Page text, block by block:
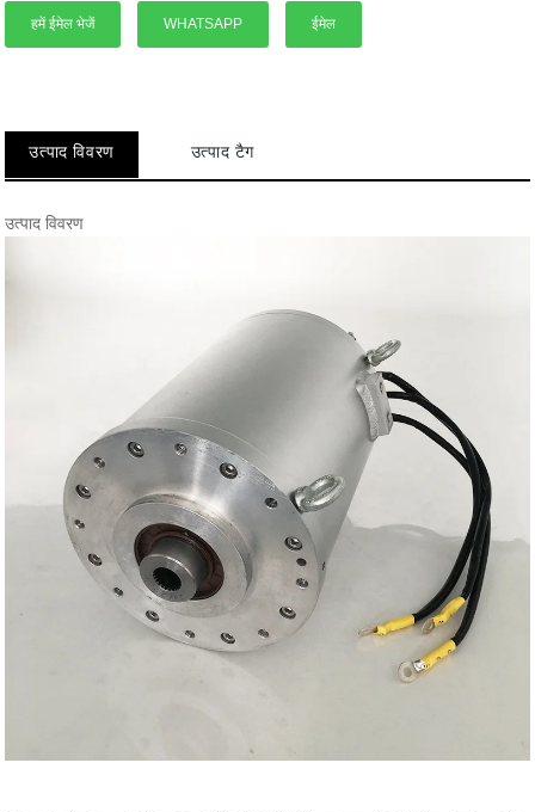
हमें ईमेल भेजें WHATSAPP ईमेल
उत्पाद विवरण उत्पाद टैग
उत्पाद विवरण